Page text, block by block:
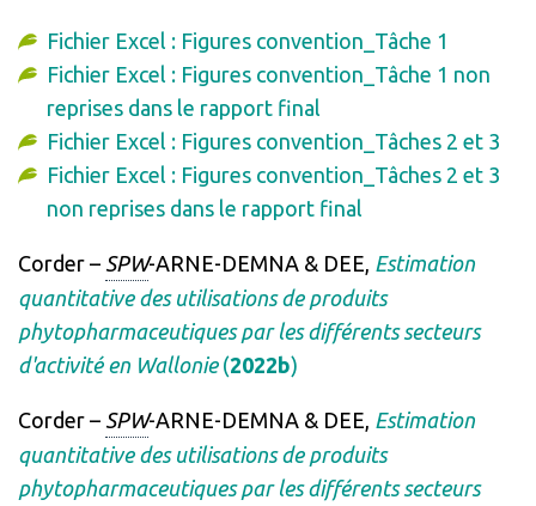
Fichier Excel : Figures convention_Tâche 1
Fichier Excel : Figures convention_Tâche 1 non
reprises dans le rapport final
Fichier Excel : Figures convention_Tâches 2 et 3
Fichier Excel : Figures convention_Tâches 2 et 3
non reprises dans le rapport final
Corder – SPW-ARNE-DEMNA & DEE, Estimation
quantitative des utilisations de produits
phytopharmaceutiques par les différents secteurs
d'activité en Wallonie(2022b)
Corder – SPW-ARNE-DEMNA & DEE, Estimation
quantitative des utilisations de produits
phytopharmaceutiques par les différents secteurs